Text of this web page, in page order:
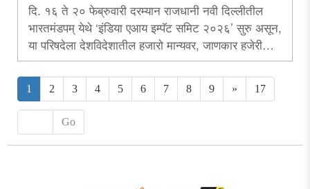
दि. १६ ते २० फेब्रुवारी दरम्यान राजधानी नवी दिल्लीतील
भारतमंडपम् येथे ‘इंडिया एआय इम्पॅट समिट २०२६’ सुरु असून,
या परिषदेला देशविदेशातील हजारो मान्यवर, जाणकार हजेरी
लावताना दिसतात. त्यानिमित्ताने सरकारी प्रशासकीय
व्यवस्थेतही कशाप्रकारे ‘एआय’ साहाय्यभूत ठरु शकते, हे सोप्या
शब्दांत समजून सांगणारा हा लेख.....
1 2 3 4 5 6 7 8 9 » 17
Go